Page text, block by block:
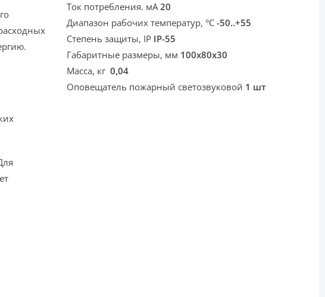
Ток потребления. мА20
Диапазон рабочих температур, °С-50..+55
Степень защиты, IP IP-55
Габаритные размеры, мм 100х80х30
Масса, кг 0,04
Оповещатель пожарный светозвуковой 1 шт